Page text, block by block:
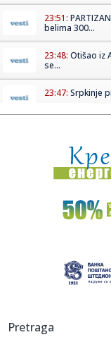
23:51:
belima 300...
23:48: Otišao iz
se...
23:47: Srpkinje
23:42:Kraj za
23:35:"Nema
23:32:Brenin
na ene...
Pretraga